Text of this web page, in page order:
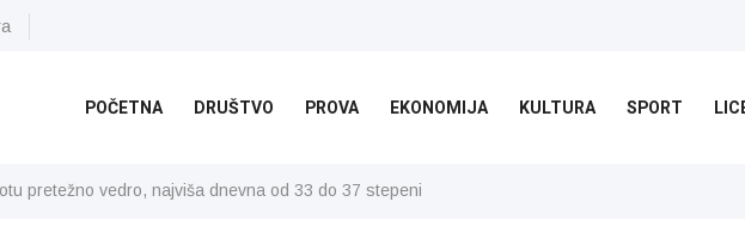
POČETNA DRUŠTVO PROVA EKONOMIJA KULTURA SPORT
pretežno vedro, najviša dnevna od 33 do 37 stepeni